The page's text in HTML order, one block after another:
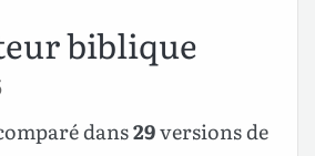
biblique
dans29versions de